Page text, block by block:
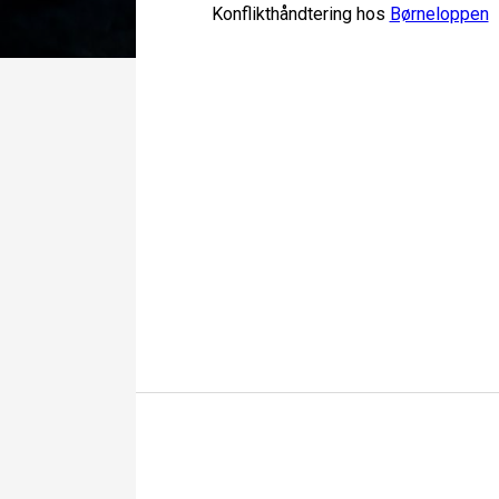
Konflikthåndtering hos Børneloppen